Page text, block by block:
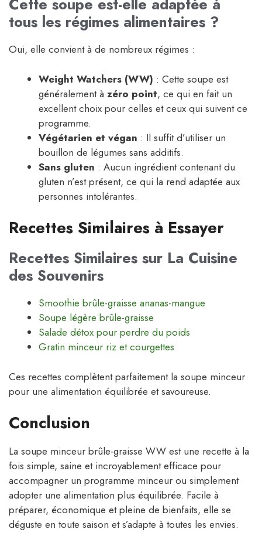
Cette soupe est-elle adaptée à
tous les régimes alimentaires ?
Oui, elle convient à de nombreux régimes :
Weight Watchers (WW) : Cette soupe est
généralement à zéro point, ce qui en fait un
excellent choix pour celles et ceux qui suivent ce
programme.
Végétarien et végan : Il suffit d’utiliser un
bouillon de légumes sans additifs.
Sans gluten : Aucun ingrédient contenant du
gluten n’est présent, ce qui la rend adaptée aux
personnes intolérantes.
Recettes Similaires à Essayer
Recettes Similaires sur La Cuisine
des Souvenirs
Smoothie brûle-graisse ananas-mangue
Soupe légère brûle-graisse
Salade détox pour perdre du poids
Gratin minceur riz et courgettes
Ces recettes complètent parfaitement la soupe minceur
pour une alimentation équilibrée et savoureuse.
Conclusion
La soupe minceur brûle-graisse WW est une recette à la
fois simple, saine et incroyablement efficace pour
accompagner un programme minceur ou simplement
adopter une alimentation plus équilibrée. Facile à
préparer, économique et pleine de bienfaits, elle se
déguste en toute saison et s’adapte à toutes les envies.